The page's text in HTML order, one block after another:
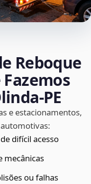
Reboque
e estacionamentos,
difícil acesso
mecânicas
ou falhas